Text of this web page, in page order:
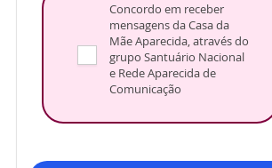
Concordo em receber
mensagens da Casa da
Mãe Aparecida, através do
grupo Santuário Nacional
e Rede Aparecida de
Comunicação